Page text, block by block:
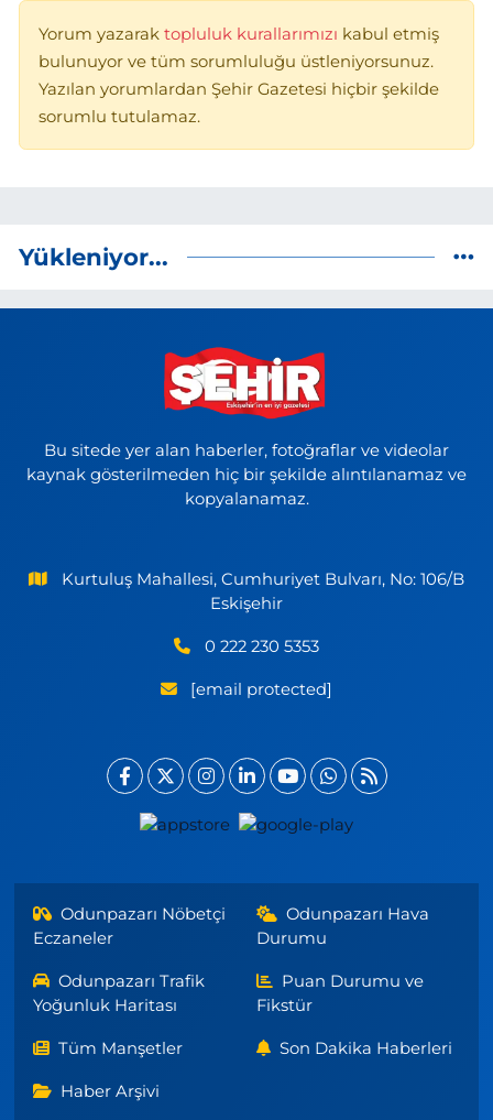
Yorum yazarak topluluk kurallarımızı kabul etmiş
bulunuyor ve tüm sorumluluğu üstleniyorsunuz.
Yazılan yorumlardan Şehir Gazetesi hiçbir şekilde
sorumlu tutulamaz.
Yükleniyor...
Bu sitede yer alan haberler, fotoğraflar ve videolar
kaynak gösterilmeden hiç bir şekilde alıntılanamaz ve
kopyalanamaz.
Kurtuluş Mahallesi, Cumhuriyet Bulvarı, No: 106/B
Eskişehir
0 222 230 5353
[email protected]
Odunpazarı Nöbetçi
Eczaneler
Odunpazarı Hava
Durumu
Odunpazarı Trafik
Yoğunluk Haritası
Puan Durumu ve
Fikstür
Tüm Manşetler Son Dakika Haberleri
Haber Arşivi